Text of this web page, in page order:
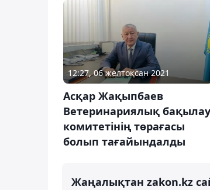
12:27, 06 желтоқсан 2021
Асқар Жақыпбаев
Ветеринариялық бақылау
комитетінің төрағасы
болып тағайындалды
Жаңалықтан zakon.kz